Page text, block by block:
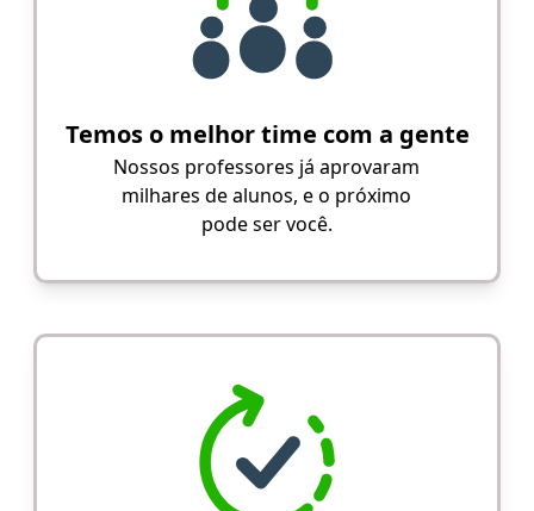
Temos o melhor time com a gente
Nossos professores já aprovaram
milhares de alunos, e o próximo
pode ser você.